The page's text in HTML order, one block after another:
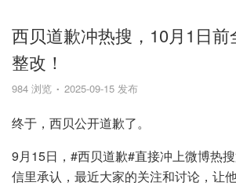
西贝道歉冲热搜，10月1日
整改！
984 浏览 2025-09-15 发布
终于，西贝公开道歉了。
9月15日，#西贝道歉#直接冲上微博热
信里承认，最近大家的关注和讨论，让